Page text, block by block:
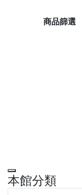
商品篩選
本館分類